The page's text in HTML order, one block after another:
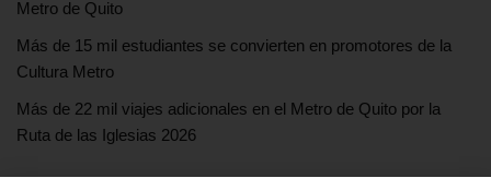
Metro de Quito
Más de 15 mil estudiantes se convierten en promotores de la
Cultura Metro
Más de 22 mil viajes adicionales en el Metro de Quito por la
Ruta de las Iglesias 2026